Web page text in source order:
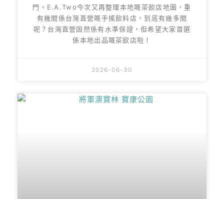
門。E.A.Two今次又再整理本地嘅茶飲店地圖，重
有幾間係台灣直營嘅手搖飲料店，到底有幾多間
呢？台灣直營固然係有水準保證，但希望大家首選
係本地出品嘅茶飲店啦！
2026-06-30